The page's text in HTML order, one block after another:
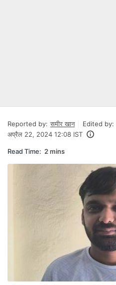
Reported by: समीर खान Edited by:
अप्रैल 22, 2024 12:08 IST
Read Time: 2 mins